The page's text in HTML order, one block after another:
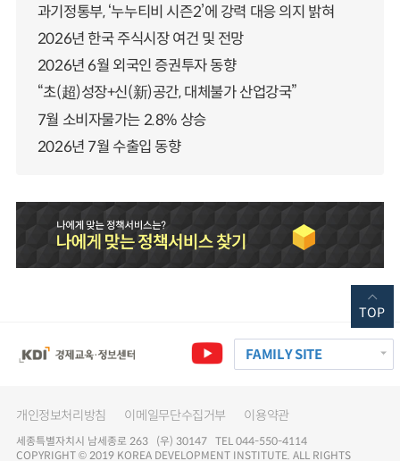
과기정통부, ‘누누티비 시즌2’에 강력 대응 의지 밝혀
2026년 한국 주식시장 여건 및 전망
2026년 6월 외국인 증권투자 동향
“초(超)성장+신(新)공간, 대체불가 산업강국”
7월 소비자물가는 2.8% 상승
2026년 7월 수출입 동향
FAMILY SITE
개인정보처리방침 이메일무단수집거부 이용약관
세종특별자치시 남세종로 263 (우) 30147 TEL 044-550-4114
COPYRIGHT © 2019 KOREA DEVELOPMENT INSTITUTE. ALL RIGHTS
TOP